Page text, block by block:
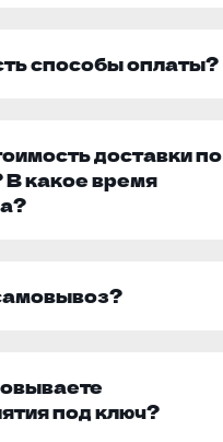
способы оплаты?
доставки по
какое время
под ключ?